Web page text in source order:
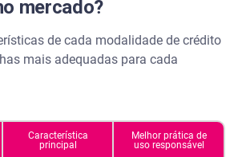
mercado?
de cada modalidade de crédito
mais adequadas para cada
Característica
principal
Melhor prática de
uso responsável